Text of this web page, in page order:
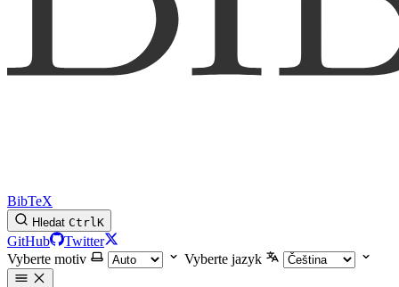
BibTeX
Hledat CtrlK
GitHub
Twitter
Vyberte motiv
Vyberte jazyk